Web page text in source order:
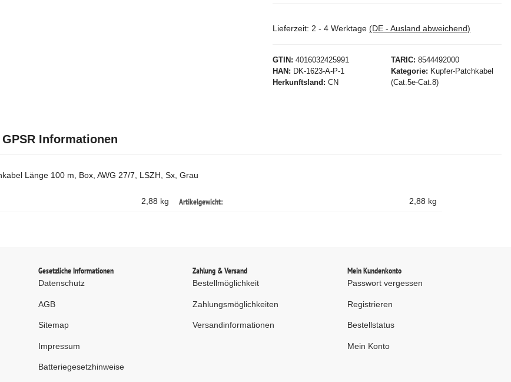
GTIN
4016032425991
HAN
DK-1623-A-P-1
Herkunftsland
CN
TARIC 8544492000
Kategorie
Kupfer-Patchkabel
(Cat.5e-Cat.8)
Lieferzeit: 2 - 4 Werktage(DE - Ausland abweichend)
GPSR Informationen
Länge 100 m, Box, AWG 27/7, LSZH, Sx, Grau
2,88 kg Artikelgewicht: 2,88 kg
Gesetzliche Informationen
Datenschutz
AGB
Sitemap
Impressum
Batteriegesetzhinweise
Zahlung & Versand
Bestellmöglichkeit
Zahlungsmöglichkeiten
Versandinformationen
Mein Kundenkonto
Passwort vergessen
Registrieren
Bestellstatus
Mein Konto